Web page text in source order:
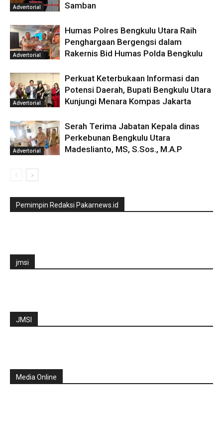
Advertorial
Samban
Advertorial
Humas Polres Bengkulu Utara Raih
Penghargaan Bergengsi dalam
Rakernis Bid Humas Polda Bengkulu
Advertorial
Perkuat Keterbukaan Informasi dan
Potensi Daerah, Bupati Bengkulu Utara
Kunjungi Menara Kompas Jakarta
Advertorial
Serah Terima Jabatan Kepala dinas
Perkebunan Bengkulu Utara
Madeslianto, MS, S.Sos., M.A.P
Pemimpin Redaksi Pakarnews.id
jmsi
JMSI
Media Online